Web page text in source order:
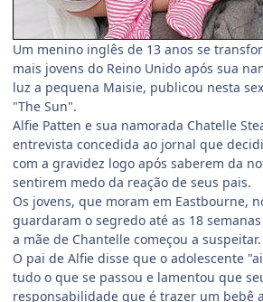
Um menino inglês de 13 anos se
mais jovens do Reino Unido após sua
luz a pequena Maisie, publicou nesta
"The Sun".
Alfie Patten e sua namorada Chatelle
entrevista concedida ao jornal que
com a gravidez logo após saberem da
sentirem medo da reação de seus pais.
Os jovens, que moram em Eastbourne,
guardaram o segredo até as 18
a mãe de Chantelle começou a suspeitar.
O pai de Alfie disse que o adolescente
tudo o que se passou e lamentou que
responsabilidade que é trazer um bebê